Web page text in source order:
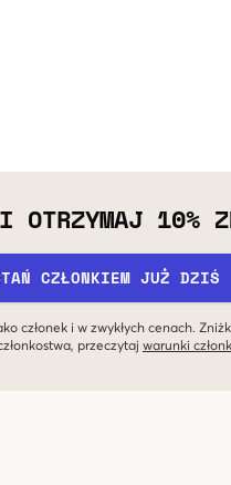
I OTRZYMAJ 10%
CZŁONKIEM JUŻ DZIŚ
członek i w zwykłych cenach.
przeczytaj warunki